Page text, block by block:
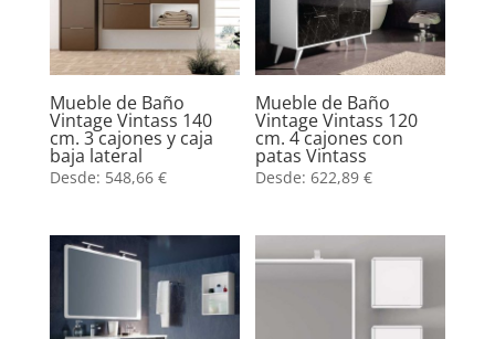
Mueble de Baño
Vintage Vintass 140
cm. 3 cajones y caja
baja lateral
Desde: 548,66 €
Mueble de Baño
Vintage Vintass 120
cm. 4 cajones con
patas Vintass
Desde:622,89€